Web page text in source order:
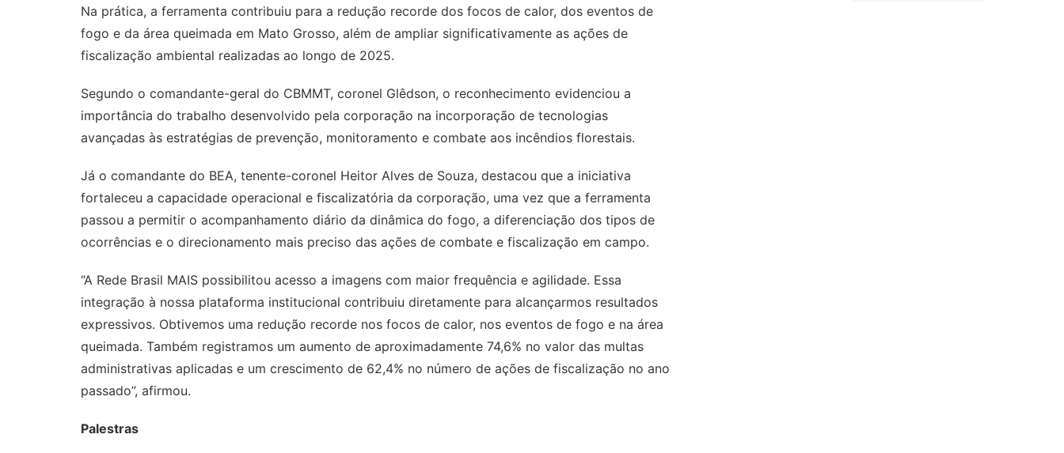
Na prática, a ferramenta contribuiu para a redução recorde dos focos de calor, dos eventos de
fogo e da área queimada em Mato Grosso, além de ampliar significativamente as ações de
fiscalização ambiental realizadas ao longo de 2025.
Segundo o comandante-geral do CBMMT, coronel Glêdson, o reconhecimento evidenciou a
importância do trabalho desenvolvido pela corporação na incorporação de tecnologias
avançadas às estratégias de prevenção, monitoramento e combate aos incêndios florestais.
Já o comandante do BEA, tenente-coronel Heitor Alves de Souza, destacou que a iniciativa
fortaleceu a capacidade operacional e fiscalizatória da corporação, uma vez que a ferramenta
passou a permitir o acompanhamento diário da dinâmica do fogo, a diferenciação dos tipos de
ocorrências e o direcionamento mais preciso das ações de combate e fiscalização em campo.
“A Rede Brasil MAIS possibilitou acesso a imagens com maior frequência e agilidade. Essa
integração à nossa plataforma institucional contribuiu diretamente para alcançarmos resultados
expressivos. Obtivemos uma redução recorde nos focos de calor, nos eventos de fogo e na área
queimada. Também registramos um aumento de aproximadamente 74,6% no valor das multas
administrativas aplicadas e um crescimento de 62,4% no número de ações de fiscalização no ano
passado”, afirmou.
Palestras